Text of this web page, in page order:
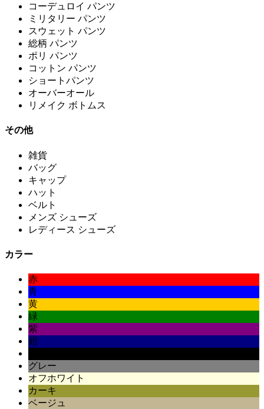
コーデュロイ パンツ
ミリタリー パンツ
スウェット パンツ
総柄 パンツ
ポリ パンツ
コットン パンツ
ショートパンツ
オーバーオール
リメイク ボトムス
その他
雑貨
バッグ
キャップ
ハット
ベルト
メンズ シューズ
レディース シューズ
カラー
赤
青
黄
緑
紫
紺
グレー
オフホワイト
カーキ
ベージュ